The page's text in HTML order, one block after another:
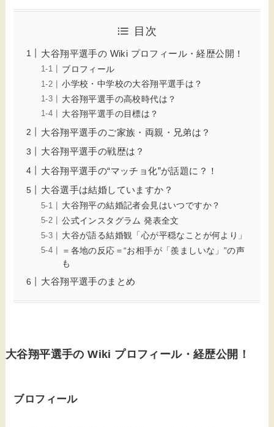
目次
大谷翔平選手の Wiki プロフィール・経歴公開！
ブロフィール
小学校・中学校の大谷翔平選手は？
大谷翔平選手の高校時代は？
大谷翔平選手の目標は？
大谷翔平選手のご家族・両親・兄弟は？
大谷翔平選手の戦歴は？
大谷翔平選手の“マッチョ化”が話題に？！
大谷選手は結婚していますか？
大谷翔平の結婚記者会見はいつですか？
公式インスタグラム 発表全文
大谷が語る結婚観「心が平穏なことが何より」
＝各地の反応＝“お相手が「羨ましいな」”の声
も
大谷翔平選手のまとめ
大谷翔平選手の Wiki プロフィール・経歴公開！
ブロフィール